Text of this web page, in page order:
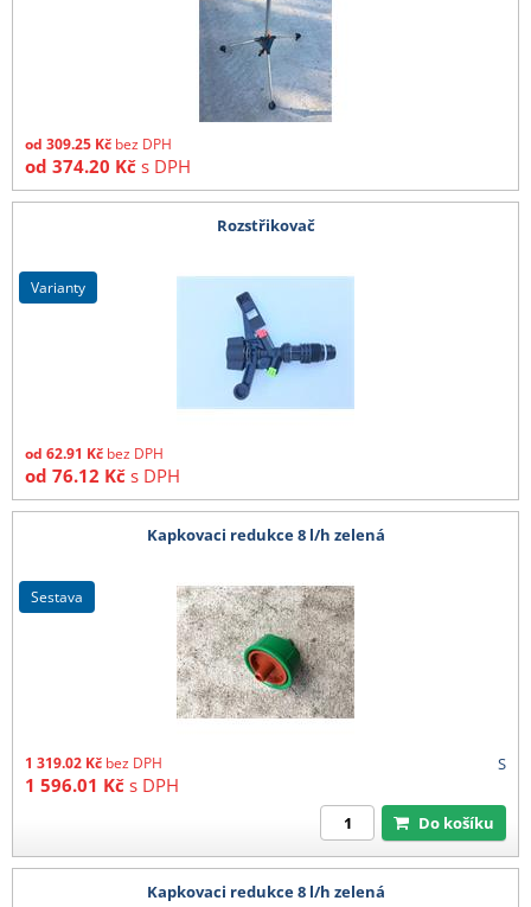
od 309.25 Kč bez DPH
od 374.20 Kč s DPH
Rozstřikovač
od 62.91 Kč bez DPH
od 76.12 Kč s DPH
varianty
Kapkovaci redukce 8 l/h zelená
1 319.02 Kč bez DPH
1 596.01 Kč s DPH
sestava
S
Do košíku
Kapkovaci redukce 8 l/h zelená